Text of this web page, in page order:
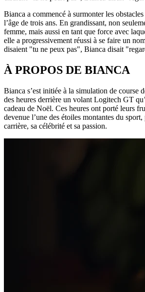
Bianca a commencé à surmonter les
l’âge de trois ans. En grandissant, non
femme, mais aussi en tant que force avec
elle a progressivement réussi à se faire un
disaient "tu ne peux pas", Bianca disait
À PROPOS DE BIANCA
Bianca s’est initiée à la simulation de course
des heures derrière un volant Logitech GT
cadeau de Noël. Ces heures ont porté leurs
devenue l’une des étoiles montantes du sport,
carrière, sa célébrité et sa passion.